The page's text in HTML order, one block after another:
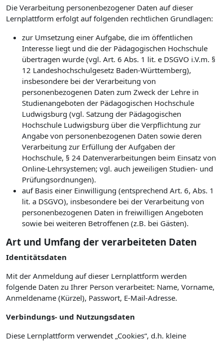
Die Verarbeitung personenbezogener Daten auf dieser
Lernplattform erfolgt auf folgenden rechtlichen Grundlagen:
zur Umsetzung einer Aufgabe, die im öffentlichen
Interesse liegt und die der Pädagogischen Hochschule
übertragen wurde (vgl. Art. 6 Abs. 1 lit. e DSGVO i.V.m. §
12 Landeshochschulgesetz Baden-Württemberg),
insbesondere bei der Verarbeitung von
personenbezogenen Daten zum Zweck der Lehre in
Studienangeboten der Pädagogischen Hochschule
Ludwigsburg (vgl. Satzung der Pädagogischen
Hochschule Ludwigsburg über die Verpflichtung zur
Angabe von personenbezogenen Daten sowie deren
Verarbeitung zur Erfüllung der Aufgaben der
Hochschule, § 24 Datenverarbeitungen beim Einsatz von
Online-Lehrsystemen; vgl. auch jeweiligen Studien- und
Prüfungsordnungen).
auf Basis einer Einwilligung (entsprechend Art. 6, Abs. 1
lit. a DSGVO), insbesondere bei der Verarbeitung von
personenbezogenen Daten in freiwilligen Angeboten
sowie bei weiteren Betroffenen (z.B. bei Gästen).
Art und Umfang der verarbeiteten Daten
Identitätsdaten
Mit der Anmeldung auf dieser Lernplattform werden
folgende Daten zu Ihrer Person verarbeitet: Name, Vorname,
Anmeldename (Kürzel), Passwort, E-Mail-Adresse.
Verbindungs- und Nutzungsdaten
Diese Lernplattform verwendet „Cookies“, d.h. kleine